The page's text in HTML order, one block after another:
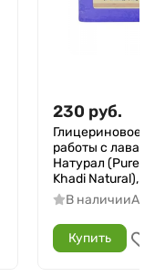
230 руб.
Глицериновое
работы с
Натурал (Pure
Khadi Natural), 125
В наличии
Купить